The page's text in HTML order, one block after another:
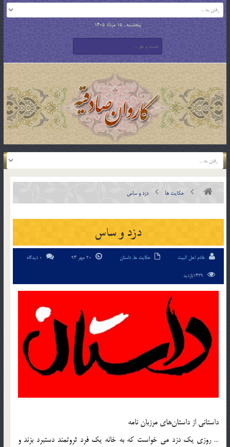
پنجشنبه , 15 مرداد 1405
حکایت ها دزد و ساس
دزد و ساس
خادم اهل البیت حکایت ها, داستان 0 دیدگاه
داستانی از داستان‌های مرزبان نامه
… روزی یک دزد می خواست که به خانه یک فرد ثروتمند دستبرد بزند و